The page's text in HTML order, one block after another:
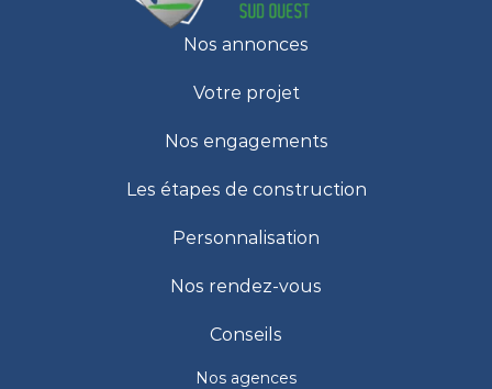
Nos annonces
Votre projet
Nos engagements
Les étapes de construction
Personnalisation
Nos rendez-vous
Conseils
Nos agences